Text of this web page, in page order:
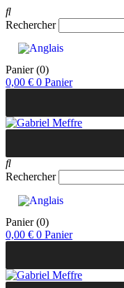
Rechercher
Panier (0)
0,00 € 0 Panier
Rechercher
Panier (0)
0,00 € 0 Panier